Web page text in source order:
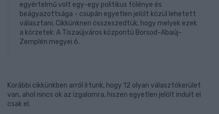
egyértelmű volt egy-egy politikus fölénye és
beágyazottsága - csupán egyetlen jelölt közül lehetett
választani. Cikkünknen összeszedtük, hogy melyek ezek
a körzetek: A Tiszaújváros központú Borsod-Abaúj-
Zemplén megyei 6.
Korábbi cikkünkben arról írtunk, hogy 12 olyan választókerület
van, ahol nincs ok az izgalomra, hiszen egyetlen jelölt indult el
csak el.